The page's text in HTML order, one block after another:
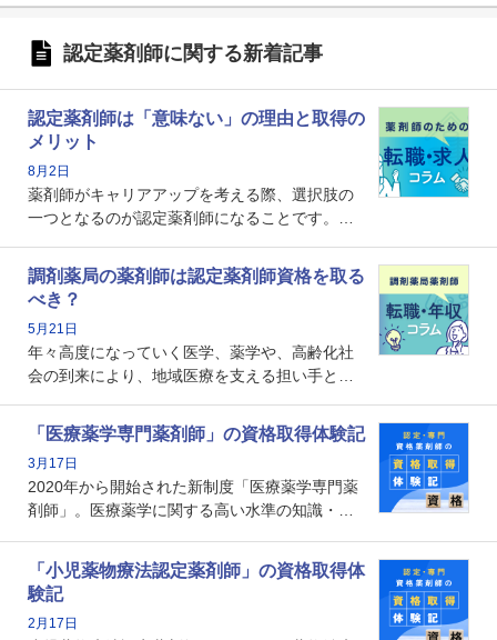
認定薬剤師に関する新着記事
認定薬剤師は「意味ない」の理由と取得の
メリット
8月2日
薬剤師がキャリアアップを考える際、選択肢の
一つとなるのが認定薬剤師になることです。し
という声を聞いたことがあるかもしれません。
本記事では、認定薬剤師が「意味ない」といわ
れる理由や、取得するメリット、年収・キャリ
アへの影響を解説します。
調剤薬局の薬剤師は認定薬剤師資格を取る
べき？
5月21日
年々高度になっていく医学、薬学や、高齢化社
会の到来により、地域医療を支える担い手とし
で、重要度が増しているのが認定薬剤師という
資格です。認定薬剤師とはいったいどんな資格
なのでしょうか。それを取得するとどのような
メリットがあるのでしょうか。
「医療薬学専門薬剤師」の資格取得体験記
3月17日
2020年から開始された新制度「医療薬学専門薬
剤師」。医療薬学に関する高い水準の知識・技
剤師としての専門性を示す客観的な根拠の一つ
となります。取得要件は多岐に渡り、審査も複
数回ありますが、患者さんに対して一定の能力
の証明になる資格と言えます。
「小児薬物療法認定薬剤師」の資格取得体
験記
2月17日